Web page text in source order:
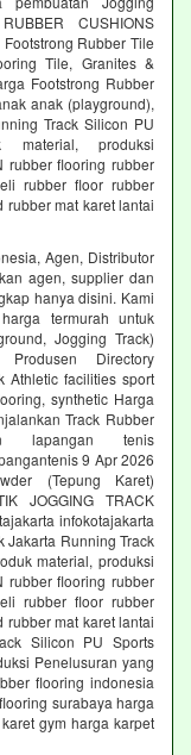
CUSHIONS
Rubber Tile
Tile, Granites &
Footstrong Rubber
anak (playground),
Track Silicon PU
material, produksi
rubber flooring rubber
rubber floor rubber
mat karet lantai
Agen, Distributor
agen, supplier dan
hanya disini. Kami
termurah untuk
Jogging Track)
Directory
Athletic facilities sport
synthetic Harga
Track Rubber
lapangan tenis
9 Apr 2026
(Tepung Karet)
JOGGING TRACK
infokotajakarta
Jakarta Running Track
material, produksi
rubber flooring rubber
rubber floor rubber
mat karet lantai
Silicon PU Sports
Penelusuran yang
flooring indonesia
surabaya harga
gym harga karpet